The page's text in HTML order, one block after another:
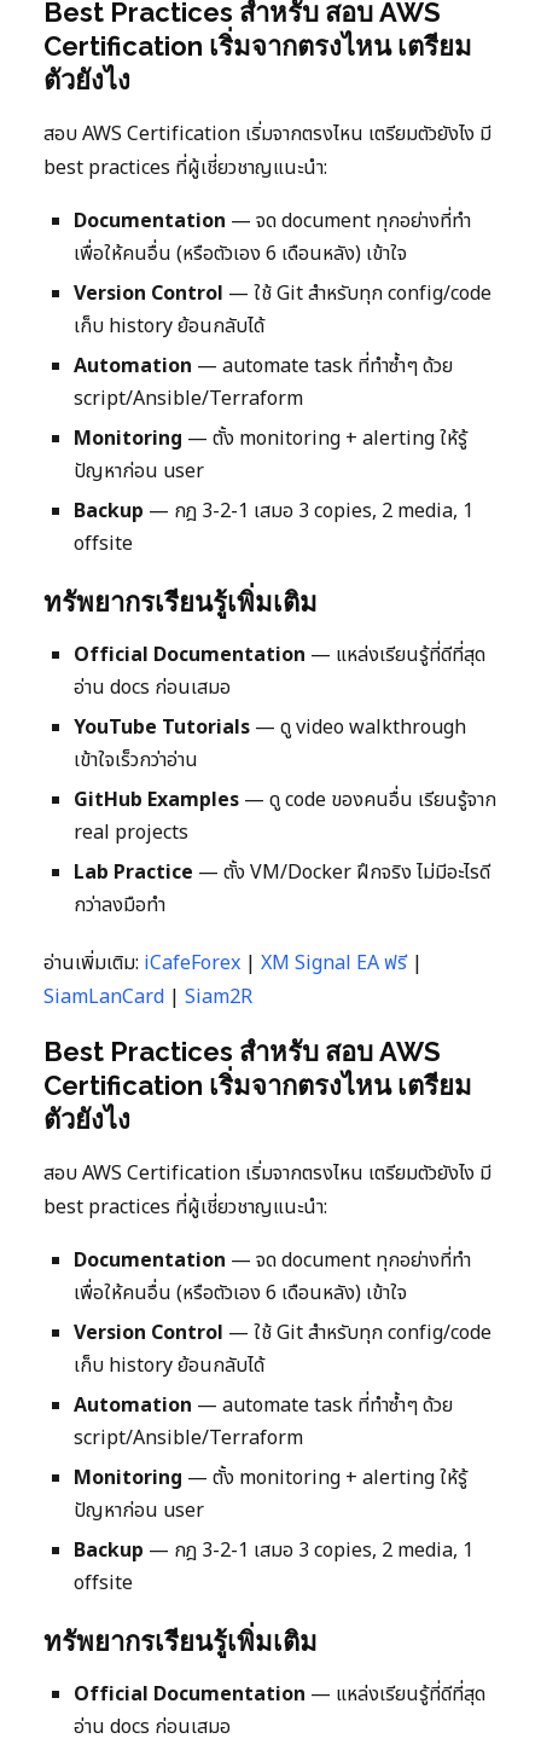
Best Practices สำหรับ สอบ AWS
Certification เริ่มจากตรงไหน เตรียม
ตัวยังไง
สอบ AWS Certification เริ่มจากตรงไหน เตรียมตัวยังไง มี
best practices ที่ผู้เชี่ยวชาญแนะนำ:
Documentation — จด document ทุกอย่างที่ทำ
เพื่อให้คนอื่น (หรือตัวเอง 6 เดือนหลัง) เข้าใจ
Version Control — ใช้ Git สำหรับทุก config/code
เก็บ history ย้อนกลับได้
Automation — automate task ที่ทำซ้ำๆ ด้วย
script/Ansible/Terraform
Monitoring — ตั้ง monitoring + alerting ให้รู้
ปัญหาก่อน user
Backup — กฎ 3-2-1 เสมอ 3 copies, 2 media, 1
offsite
ทรัพยากรเรียนรู้เพิ่มเติม
Official Documentation — แหล่งเรียนรู้ที่ดีที่สุด
อ่าน docs ก่อนเสมอ
YouTube Tutorials — ดู video walkthrough
เข้าใจเร็วกว่าอ่าน
GitHub Examples — ดู code ของคนอื่น เรียนรู้จาก
real projects
Lab Practice — ตั้ง VM/Docker ฝึกจริง ไม่มีอะไรดี
กว่าลงมือทำ
อ่านเพิ่มเติม: iCafeForex | XM Signal EA ฟรี|
SiamLanCard | Siam2R
Best Practices สำหรับ สอบ AWS
Certification เริ่มจากตรงไหน เตรียม
ตัวยังไง
สอบ AWS Certification เริ่มจากตรงไหน เตรียมตัวยังไง มี
best practices ที่ผู้เชี่ยวชาญแนะนำ:
Documentation — จด document ทุกอย่างที่ทำ
เพื่อให้คนอื่น (หรือตัวเอง 6 เดือนหลัง) เข้าใจ
Version Control — ใช้ Git สำหรับทุก config/code
เก็บ history ย้อนกลับได้
Automation — automate task ที่ทำซ้ำๆ ด้วย
script/Ansible/Terraform
Monitoring — ตั้ง monitoring + alerting ให้รู้
ปัญหาก่อน user
Backup — กฎ 3-2-1 เสมอ 3 copies, 2 media, 1
offsite
ทรัพยากรเรียนรู้เพิ่มเติม
Official Documentation — แหล่งเรียนรู้ที่ดีที่สุด
อ่าน docs ก่อนเสมอ